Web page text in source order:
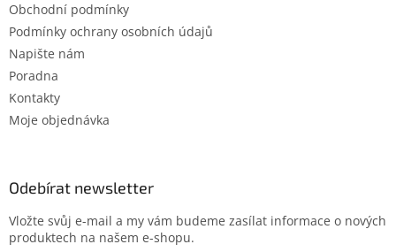
Obchodní podmínky
Podmínky ochrany osobních údajů
Napište nám
Poradna
Kontakty
Moje objednávka
Odebírat newsletter
Vložte svůj e-mail a my vám budeme zasílat informace o nových
produktech na našem e-shopu.